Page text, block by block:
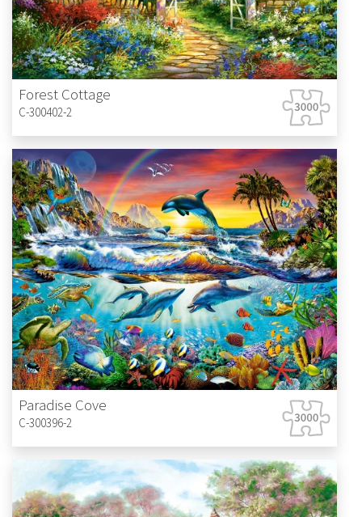
Forest Cottage
C-300402-2
Paradise Cove
C-300396-2